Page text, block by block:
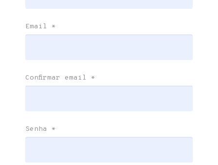
Email *
Confirmar email *
Senha *